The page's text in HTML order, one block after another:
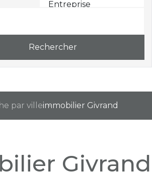
Rechercher
par villeimmobilier Givrand
Givrand